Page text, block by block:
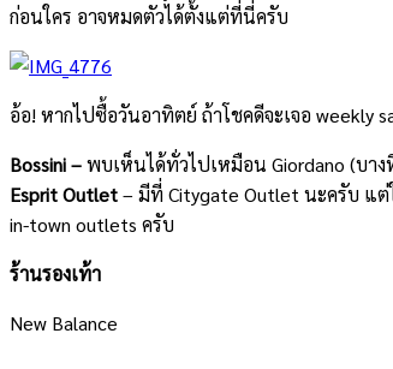
ก่อนใคร อาจหมดตัวได้ตั้งแต่ที่นี่ครับ
อ้อ! หากไปซื้อวันอาทิตย์ ถ้าโชคดีจะเจอ weekly
Bossini –พบเห็นได้ทั่วไปเหมือน Giordano (บา
Esprit Outlet– มีที่ Citygate Outlet นะครับ แต่
in-town outlets ครับ
ร้านรองเท้า
New Balance